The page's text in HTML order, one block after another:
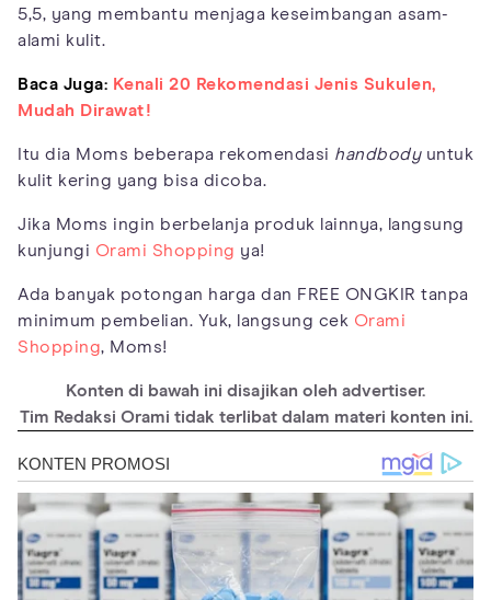
5,5, yang membantu menjaga keseimbangan asam-
alami kulit.
Baca Juga: Kenali 20 Rekomendasi Jenis Sukulen,
Mudah Dirawat!
Itu dia Moms beberapa rekomendasi handbodyuntuk
kulit kering yang bisa dicoba.
Jika Moms ingin berbelanja produk lainnya, langsung
kunjungi Orami Shopping ya!
Ada banyak potongan harga dan FREE ONGKIR tanpa
minimum pembelian. Yuk, langsung cek Orami
Shopping, Moms!
Konten di bawah ini disajikan oleh advertiser.
Tim Redaksi Orami tidak terlibat dalam materi konten ini.